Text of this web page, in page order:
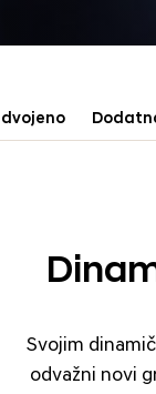
Svojim
odvažni novi